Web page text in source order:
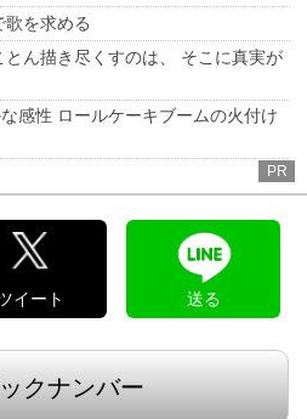
を求める
ん描き尽くすのは、 そこに真実が
感性 ロールケーキブームの火付け
PR
イート 送る
クナンバー